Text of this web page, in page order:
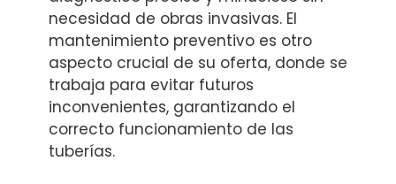
necesidad de obras invasivas. El
mantenimiento preventivo es otro
aspecto crucial de su oferta, donde se
trabaja para evitar futuros
inconvenientes, garantizando el
correcto funcionamiento de las
tuberías.